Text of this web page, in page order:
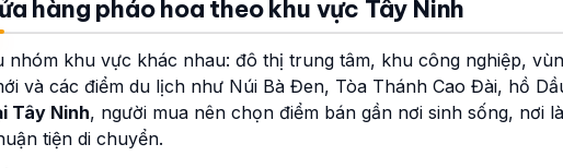
hàng pháo hoa theo khu vực Tây Ninh
nhóm khu vực khác nhau: đô thị trung tâm, khu công nghiệp,
và các điểm du lịch như Núi Bà Đen, Tòa Thánh Cao Đài, hồ
Tây Ninh, người mua nên chọn điểm bán gần nơi sinh sống, nơi
tiện di chuyển.